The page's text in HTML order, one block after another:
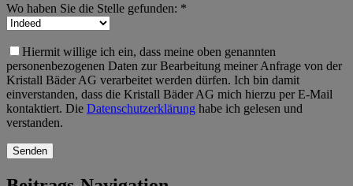
Wo haben Sie die Stelle gefunden: *
Hiermit willige ich ein, dass meine oben genannten
personenbezogenen Daten zur Bearbeitung meiner Anfrage von der
Kristall Bäder AG verarbeitet werden dürfen. Ich bin damit
einverstanden, dass die Kristall Bäder AG mich hierzu per E-Mail
kontaktiert. Die Datenschutzerklärung habe ich gelesen und
verstanden.